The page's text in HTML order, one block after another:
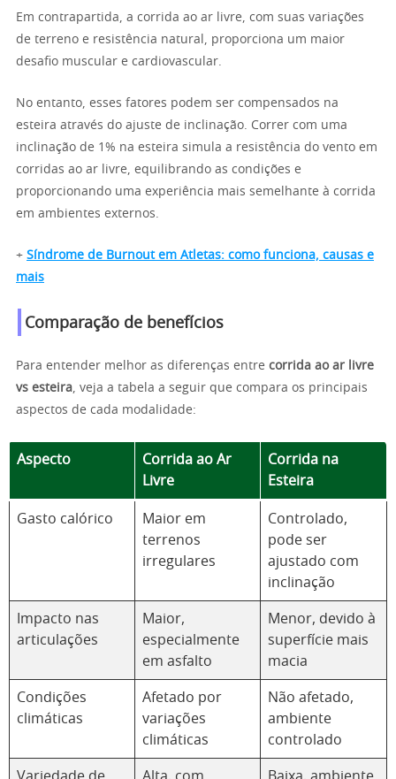
Em contrapartida, a corrida ao ar livre, com suas variações
de terreno e resistência natural, proporciona um maior
desafio muscular e cardiovascular.
No entanto, esses fatores podem ser compensados na
esteira através do ajuste de inclinação. Correr com uma
inclinação de 1% na esteira simula a resistência do vento em
corridas ao ar livre, equilibrando as condições e
proporcionando uma experiência mais semelhante à corrida
em ambientes externos.
+ Síndrome de Burnout em Atletas: como funciona, causas e
mais
Comparação de benefícios
Para entender melhor as diferenças entre corrida ao ar livre
vs esteira , veja a tabela a seguir que compara os principais
aspectos de cada modalidade:
Aspecto
Corrida ao Ar
Livre
Corrida na
Esteira
Gasto calórico
Maior em
terrenos
irregulares
Controlado,
pode ser
ajustado com
inclinação
Impacto nas
articulações
Maior,
especialmente
em asfalto
Menor, devido à
superfície mais
macia
Condições
climáticas
Afetado por
variações
climáticas
Não afetado,
ambiente
controlado
Variedade de
Alta, com
Baixa, ambiente